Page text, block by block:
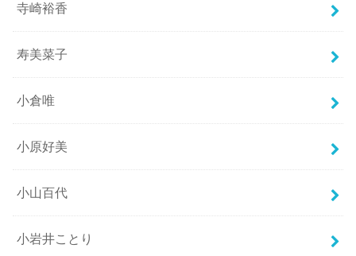
寺崎裕香
寿美菜子
小倉唯
小原好美
小山百代
小岩井ことり